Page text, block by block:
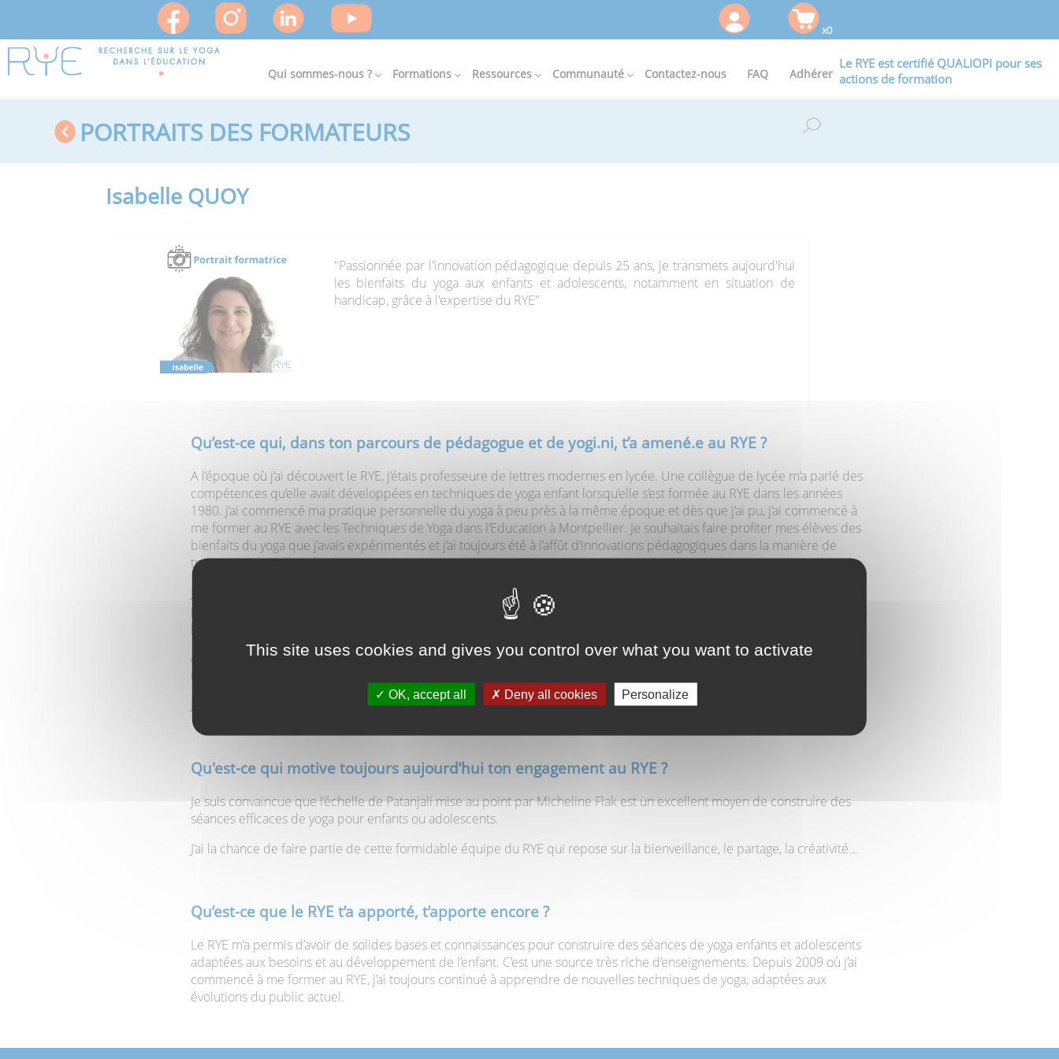
x0
Qui sommes-nous ? Formations Ressources Communauté Contactez-nous FAQ Adhérer
Le RYE est certifié QUALIOPI pour ses
actions de formation
PORTRAITS DES FORMATEURS
Isabelle QUOY
"Passionnée par l'innovation pédagogique depuis 25 ans, je transmets aujourd'hui
les bienfaits du yoga aux enfants et adolescents, notamment en situation de
handicap, grâce à l'expertise du RYE"
Qu’est-ce qui, dans ton parcours de pédagogue et de yogi.ni, t’a amené.e au RYE ?
A l’époque où j’ai découvert le RYE, j’étais professeure de lettres modernes en lycée. Une collègue de lycée m’a parlé des
compétences qu’elle avait développées en techniques de yoga enfant lorsqu’elle s’est formée au RYE dans les années
1980. J’ai commencé ma pratique personnelle du yoga à peu près à la même époque et dès que j’ai pu, j’ai commencé à
me former au RYE avec les Techniques de Yoga dans l’Education à Montpellier. Je souhaitais faire profiter mes élèves des
bienfaits du yoga que j’avais expérimentés et j’ai toujours été à l’affût d’innovations pédagogiques dans la manière de
transmettre ma discipline.
J’ai ainsi pu ouvrir un atelier de yoga dans mon collège, à destination des élèves, mais aussi un atelier à destination du
personnel. J’ai également animé un atelier mandala. Au cours de mes fonctions de formatrice en gestion de classe, j’ai pu
partager quelques techniques de yoga adolescents auprès des enseignants débutant dans le métier.
A présent, j’ai quitté mes fonctions d’enseignante et je transmets le yoga dans des structures accueillant du public. Je
m’adresse plus spécialement au public en situation de handicap, ayant également une formation d’orthopédagogue.
J’œuvre chaque jour pour faire connaître le RYE et son expertise.
Qu'est-ce qui motive toujours aujourd’hui ton engagement au RYE ?
Je suis convaincue que l’échelle de Patanjali mise au point par Micheline Flak est un excellent moyen de construire des
séances efficaces de yoga pour enfants ou adolescents.
J’ai la chance de faire partie de cette formidable équipe du RYE qui repose sur la bienveillance, le partage, la créativité…
Qu’est-ce que le RYE t’a apporté, t’apporte encore ?
Le RYE m’a permis d’avoir de solides bases et connaissances pour construire des séances de yoga enfants et adolescents
adaptées aux besoins et au développement de l’enfant. C’est une source très riche d’enseignements. Depuis 2009 où j’ai
commencé à me former au RYE, j’ai toujours continué à apprendre de nouvelles techniques de yoga, adaptées aux
évolutions du public actuel.
This site uses cookies and gives you control over what you want to activate
OK, accept all Deny all cookies Personalize